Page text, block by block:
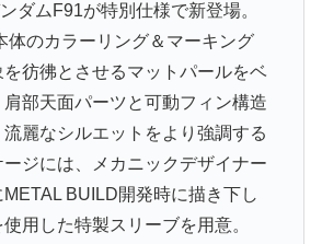
ダムF91が特別仕様で新登場。
体のカラーリング＆マーキング
彷彿とさせるマットパールをベ
部天面パーツと可動フィン構造
流麗なシルエットをより強調する
ジには、メカニックデザイナー
BUILD開発時に描き下し
用した特製スリーブを用意。